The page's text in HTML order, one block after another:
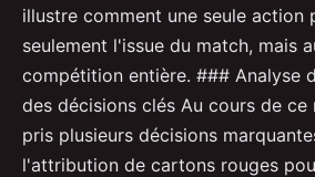
illustre comment une seule action
seulement l'issue du match, mais
compétition entière. ### Analyse
des décisions clés Au cours de
pris plusieurs décisions
l'attribution de cartons rouges